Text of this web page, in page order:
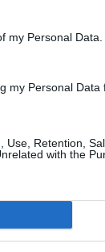
my Personal Data.
my Personal Data
Use, Retention,
with the